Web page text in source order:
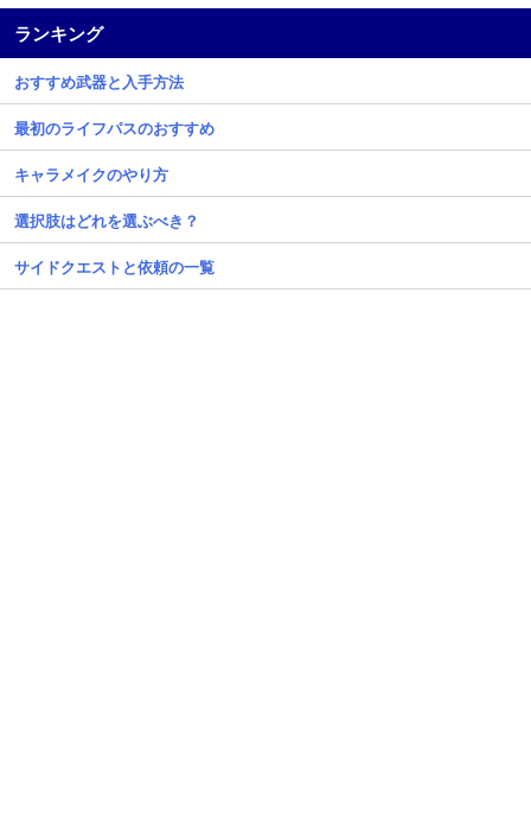
ランキング
おすすめ武器と入手方法
最初のライフパスのおすすめ
キャラメイクのやり方
選択肢はどれを選ぶべき？
サイドクエストと依頼の一覧